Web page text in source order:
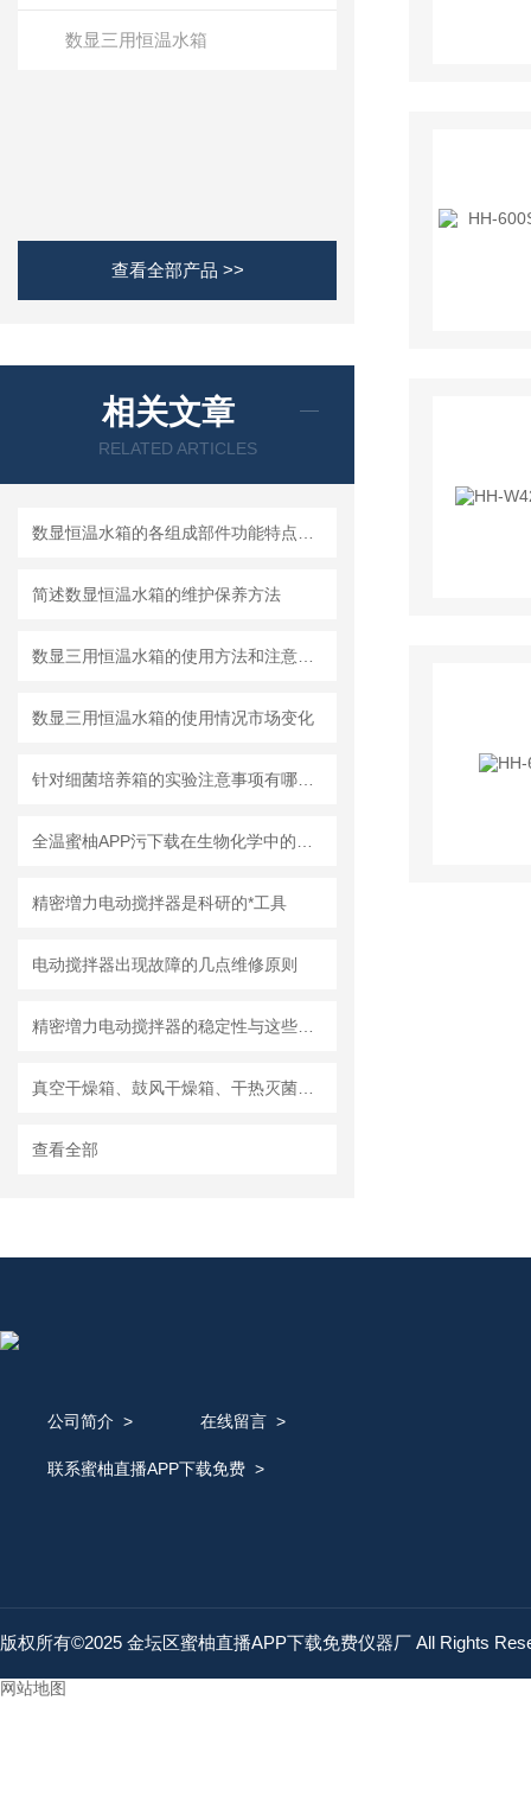
数显三用恒温水箱
查看全部产品 >>
相关文章
RELATED ARTICLES
简述数显恒温水箱的维护保养方法
数显三用恒温水箱的使用情况市场变化
精密増力电动搅拌器是科研的*工具
电动搅拌器出现故障的几点维修原则
查看全部
公司简介 > 在线留言>
联系蜜柚直播APP下载免费>
版权所有©2025 金坛区蜜柚直播APP下载免费仪器厂 All Rights
网站地图